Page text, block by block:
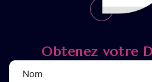
Obtenez votre